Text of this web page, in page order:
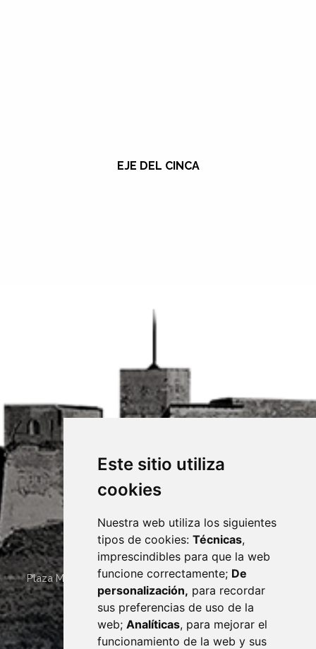
Este sitio utiliza
cookies
Nuestra web utiliza los siguientes
tipos de cookies: Técnicas,
imprescindibles para que la web
funcione correctamente; De
personalización, para recordar
sus preferencias de uso de la
web; Analíticas, para mejorar el
funcionamiento de la web y sus
EJE DEL CINCA
Plaza Mayor 4 22400 MONZÓN - ARAGÓN (ESPAÑA)
· (34) 974 400 700 ·
sac@monzon.es
monzon.es